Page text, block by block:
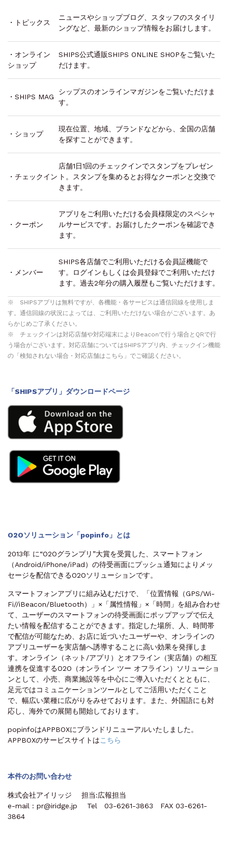
・トピックス
ニュースやショップブログ、スタッフのスタイリ
ングなど、最新のショップ情報をお届けします。
・オンライン
ショップ
SHIPS公式通販SHIPS ONLINE SHOPをご覧いた
だけます。
・SHIPS MAG
シップスのオンラインマガジンをご覧いただけま
す。
・ショップ
現在位置、地域、ブランドなどから、全国の店舗
を探すことができます。
・チェックイン
店舗1日1回のチェックインでスタンプをプレゼン
ト。スタンプを集めるとお得なクーポンと交換で
きます。
・クーポン
アプリをご利用いただける会員様限定のスペシャ
ルサービスです。お届けしたクーポンを確認でき
ます。
・メンバー
SHIPS各店舗でご利用いただける会員証機能で
す。ログインもしくは会員登録でご利用いただけ
ます。過去2年分の購入履歴もご覧いただけます。
※ SHIPSアプリは無料ですが、各機能・各サービスは通信回線を使用しま
す。通信回線の状況によっては、ご利用いただけない場合がございます。あ
らかじめご了承ください。
※ チェックインは対応店舗や対応端末によりBeaconで行う場合とQRで行
う場合がございます。対応店舗についてはSHIPSアプリ内、チェックイン機能
の「検知されない場合・対応店舗はこちら」でご確認ください。
「SHIPSアプリ」ダウンロードページ
O2Oソリューション「popinfo」とは
2013年 に“O2Oグランプリ”大賞を受賞した、スマートフォン
（Android/iPhone/iPad）の待受画面にプッシュ通知によりメッ
セージを配信できるO2Oソリューションです。
スマートフォンアプリに組み込むだけで、「位置情報（GPS/Wi-
Fi//iBeacon/Bluetooth）」×「属性情報」×「時間」を組み合わせ
て、ユーザーのスマートフォンの待受画面にポップアップで伝え
たい情報を配信することができます。指定した場所、人、時間帯
で配信が可能なため、お店に近づいたユーザーや、オンラインの
アプリユーザーを実店舗へ誘導することに高い効果を発揮しま
す。オンライン（ネット/アプリ）とオフライン（実店舗）の相互
連携を促進するO2O（オンライン ツー オフライン）ソリューショ
ンとして、小売、商業施設等を中心にご導入いただくとともに、
足元ではコミュニケーションツールとしてご活用いただくこと
で、幅広い業種に広がりをみせております。また、外国語にも対
応し、海外での展開も開始しております。
popinfoはAPPBOXにブランドリニューアルいたしました。
APPBOXのサービスサイトはこちら
本件のお問い合わせ
株式会社アイリッジ 担当:広報担当
e-mail : pr@iridge.jp Tel 03-6261-3863 FAX 03-6261-
3864